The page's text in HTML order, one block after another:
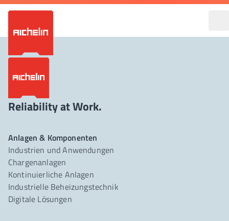
Reliability at Work.
Anlagen & Komponenten
Industrien und Anwendungen
Chargenanlagen
Kontinuierliche Anlagen
Industrielle Beheizungstechnik
Digitale Lösungen